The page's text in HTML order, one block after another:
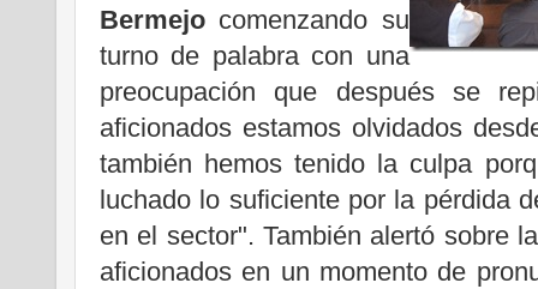
Bermejo comenzando su
turno de palabra con una
preocupación que después se
aficionados estamos olvidados
también hemos tenido la culpa
luchado lo suficiente por la pérdida
en el sector". También alertó sobre
aficionados en un momento de